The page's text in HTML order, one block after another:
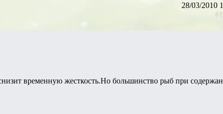
28/03/2010
временную жесткость.Но большинство рыб при